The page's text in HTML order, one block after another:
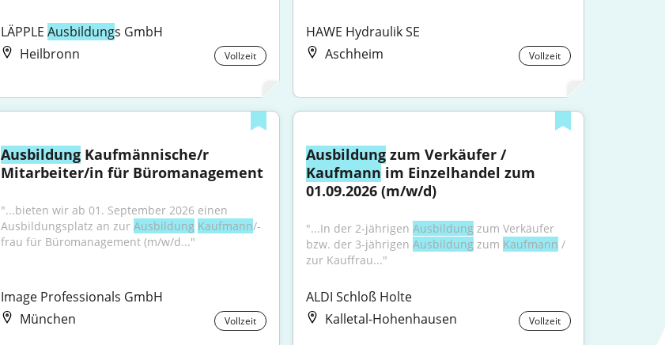
LÄPPLE Ausbildungs GmbH
Heilbronn
Vollzeit
HAWE Hydraulik SE
Aschheim
Vollzeit
Ausbildung Kaufmännische/r
Mitarbeiter/in für Büromanagement
"...bieten wir ab 01. September 2026 einen
Ausbildungsplatz an zur Ausbildung Kaufmann/-
frau für Büromanagement (m/w/d..."
Image Professionals GmbH
München
Vollzeit
Ausbildung
zum Verkäufer /
Kaufmann im Einzelhandel zum
01.09.2026 (m/w/d)
"...In der 2-jährigen Ausbildung zum Verkäufer
bzw. der 3-jährigen Ausbildung zum Kaufmann /
zur Kauffrau..."
ALDI Schloß Holte
Kalletal-Hohenhausen
Vollzeit